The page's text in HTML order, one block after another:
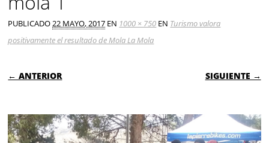
PUBLICADO22 MAYO, 2017 EN 1000 × 750 EN Turismo valora
positivamente el resultado de Mola La Mola
← ANTERIOR SIGUIENTE →